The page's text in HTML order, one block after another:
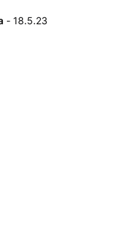
- 18.5.23